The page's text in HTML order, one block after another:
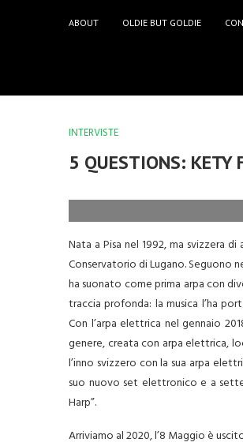
ABOUT OLDIE BUT GOLDIE
INTERVISTE
5 QUESTIONS: KETY
Nata a Pisa nel 1992, ma svizzera
Conservatorio di Lugano. Seguono
ha suonato come prima arpa con
traccia profonda: la musica l’ha
Con l’arpa elettrica nel gennaio
genere, creata con arpa elettrica,
l’inno svizzero con la sua arpa
suo nuovo set elettronico e a
Harp”.
Arriviamo al 2020, l’8 Maggio è